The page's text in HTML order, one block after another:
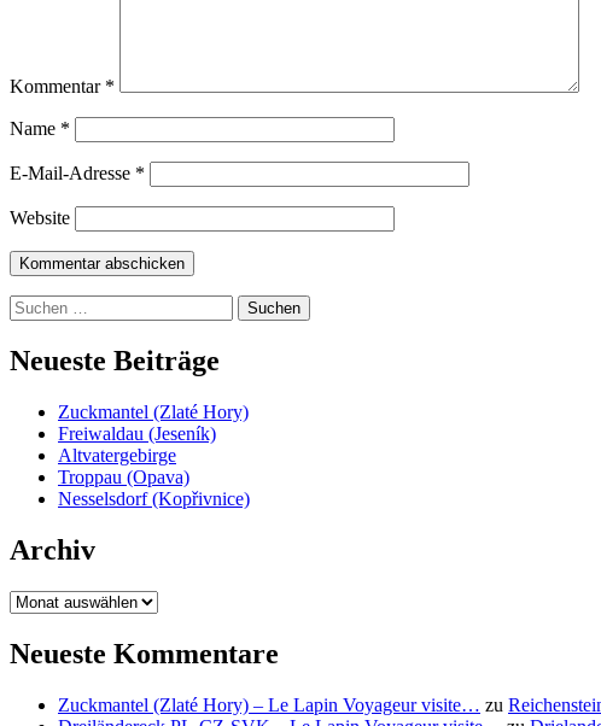
Kommentar *
Name *
E-Mail-Adresse *
Website
Suchen
nach:
Neueste Beiträge
Zuckmantel (Zlaté Hory)
Freiwaldau (Jeseník)
Altvatergebirge
Troppau (Opava)
Nesselsdorf (Kopřivnice)
Archiv
Archiv
Neueste Kommentare
Zuckmantel (Zlaté Hory) – Le Lapin Voyageur visite… zu